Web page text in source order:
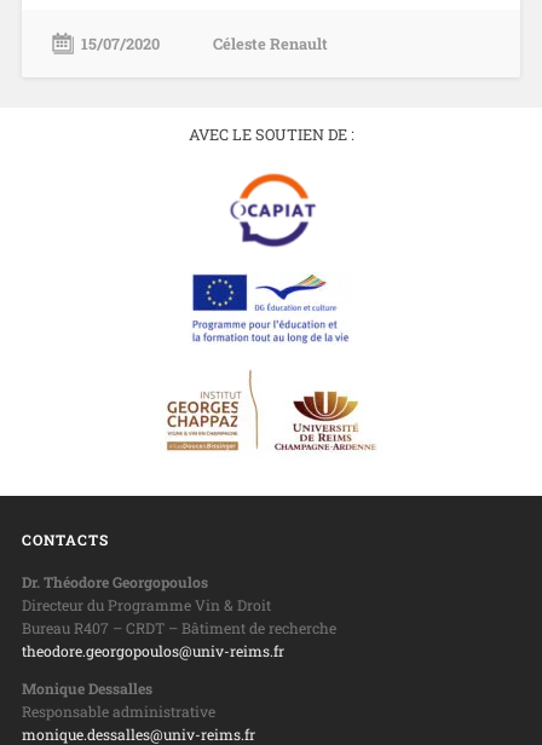
15/07/2020 Céleste Renault
AVEC LE SOUTIEN DE :
CONTACTS
Dr. Théodore Georgopoulos
Directeur du Programme Vin & Droit
Bureau R407 – CRDT – Bâtiment de recherche
theodore.georgopoulos@univ-reims.fr
Monique Dessalles
Responsable administrative
monique.dessalles@univ-reims.fr